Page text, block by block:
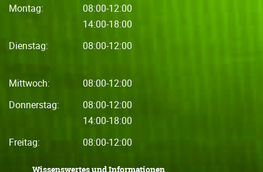
Montag:
08:00-12:00
14:00-18:00
Dienstag:
08:00-12:00
Mittwoch:
08:00-12:00
Donnerstag:
08:00-12:00
14:00-18:00
Freitag:
08:00-12:00
Wissenswertes und Informationen